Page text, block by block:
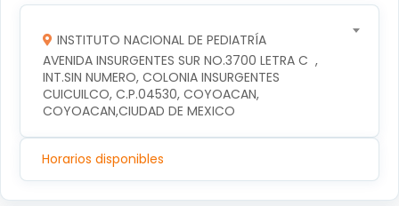
INSTITUTO NACIONAL DE PEDIATRÍA
AVENIDA INSURGENTES SUR NO.3700 LETRA C  ,
INT.SIN NUMERO, COLONIA INSURGENTES
CUICUILCO, C.P.04530, COYOACAN,
COYOACAN,CIUDAD DE MEXICO
Horarios disponibles